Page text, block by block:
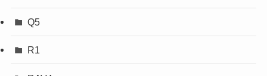
Q5
R1